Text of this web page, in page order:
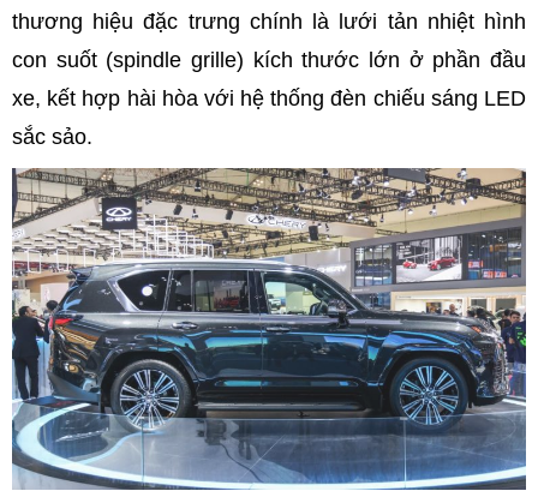
thương hiệu đặc trưng chính là lưới tản nhiệt hình
con suốt (spindle grille) kích thước lớn ở phần đầu
xe, kết hợp hài hòa với hệ thống đèn chiếu sáng LED
sắc sảo.